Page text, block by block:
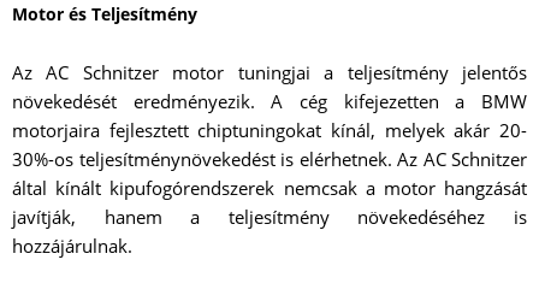
Motor és Teljesítmény
Az AC Schnitzer motor tuningjai a teljesítmény jelentős
növekedését eredményezik. A cég kifejezetten a BMW
motorjaira fejlesztett chiptuningokat kínál, melyek akár 20-
30%-os teljesítménynövekedést is elérhetnek. Az AC Schnitzer
által kínált kipufogórendszerek nemcsak a motor hangzását
javítják, hanem a teljesítmény növekedéséhez is
hozzájárulnak.